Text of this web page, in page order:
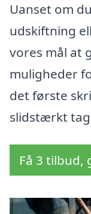
Uanset om
udskiftning
vores mål at
muligheder
det første
slidstærkt tag
Få 3